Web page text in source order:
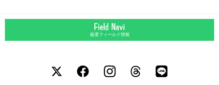
厳選フィールド情報